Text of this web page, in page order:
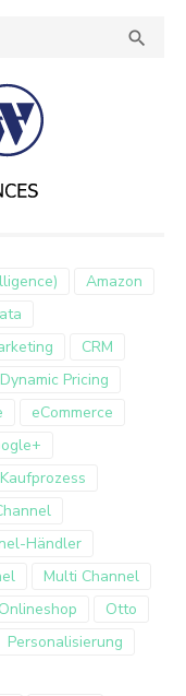

Amazon
CRM
Dynamic Pricing
eCommerce
Kaufprozess
Händler
Multi Channel
Onlineshop
Otto
Personalisierung